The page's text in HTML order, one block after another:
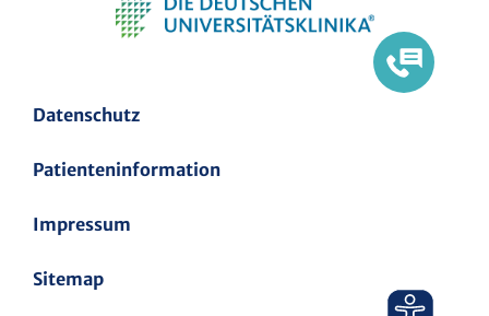
Datenschutz
Patienteninformation
Impressum
Sitemap